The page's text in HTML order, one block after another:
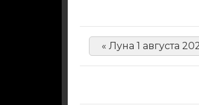
« Луна 1 августа